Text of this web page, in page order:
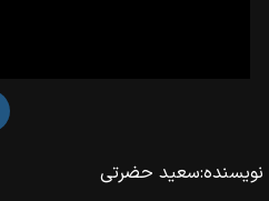
نویسنده:سعید حضرتی